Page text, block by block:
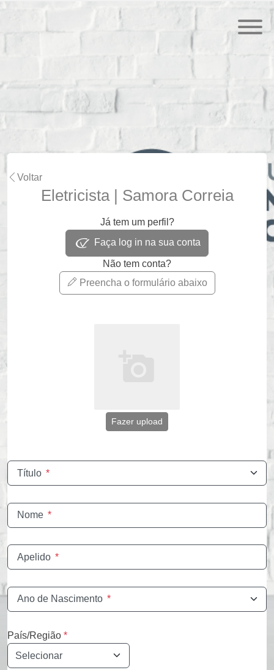
Voltar
Eletricista | Samora Correia
Já tem um perfil?
Faça log in na sua conta
Não tem conta?
Preencha o formulário abaixo
Fazer upload
Título *
Nome *
Apelido *
Ano de Nascimento *
País/Região *